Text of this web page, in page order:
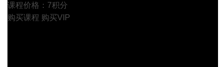
课程价格：7积分
购买课程 购买VIP